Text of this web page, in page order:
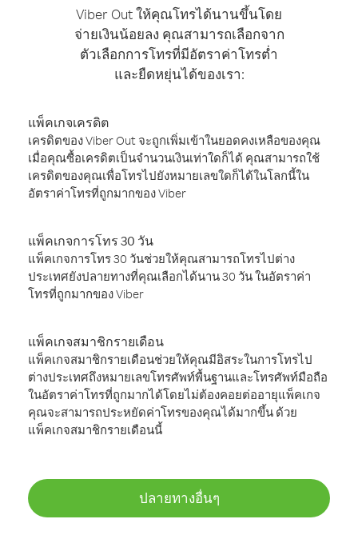
Viber Out ให้คุณโทรได้นานขึ้นโดย
จ่ายเงินน้อยลง คุณสามารถเลือกจาก
ตัวเลือกการโทรที่มีอัตราค่าโทรต่ำ
และยืดหยุ่นได้ของเรา:
แพ็คเกจเครดิต
เครดิตของ Viber Out จะถูกเพิ่มเข้าในยอดคงเหลือของคุณ
เมื่อคุณซื้อเครดิตเป็นจำนวนเงินเท่าใดก็ได้ คุณสามารถใช้
เครดิตของคุณเพื่อโทรไปยังหมายเลขใดก็ได้ในโลกนี้ใน
อัตราค่าโทรที่ถูกมากของ Viber
แพ็คเกจการโทร 30 วัน
แพ็คเกจการโทร 30 วันช่วยให้คุณสามารถโทรไปต่าง
ประเทศยังปลายทางที่คุณเลือกได้นาน 30 วัน ในอัตราค่า
โทรที่ถูกมากของ Viber
แพ็คเกจสมาชิกรายเดือน
แพ็คเกจสมาชิกรายเดือนช่วยให้คุณมีอิสระในการโทรไป
ต่างประเทศถึงหมายเลขโทรศัพท์พื้นฐานและโทรศัพท์มือถือ
ในอัตราค่าโทรที่ถูกมากได้โดยไม่ต้องคอยต่ออายุแพ็คเกจ
คุณจะสามารถประหยัดค่าโทรของคุณได้มากขึ้น ด้วย
แพ็คเกจสมาชิกรายเดือนนี้
ปลายทางอื่นๆ